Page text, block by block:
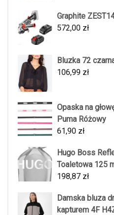
Graphite
572,00 zł
Bluzka 72
106,99 zł
Opaska na
Puma Różowy
61,90 zł
Hugo Boss
Toaletowa 125
198,87 zł
Damska bluza
kapturem 4F